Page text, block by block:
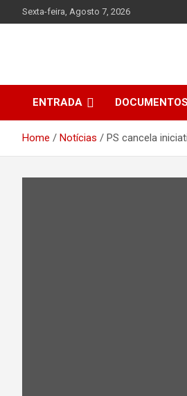
to
Sexta-feira, Agosto 7, 2026
ENTRADA DOCUMENTOS
Home Notícias PS cancela